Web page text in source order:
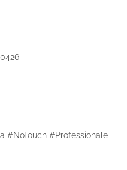
#NoTouch #Professionale